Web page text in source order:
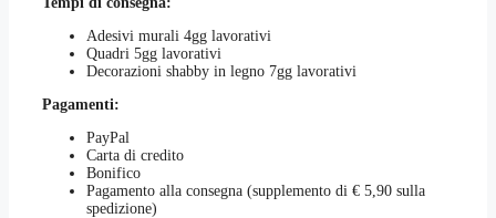
Adesivi murali 4gg lavorativi
Quadri 5gg lavorativi
Decorazioni shabby in legno 7gg lavorativi
Pagamenti:
PayPal
Carta di credito
Bonifico
Pagamento alla consegna (supplemento di € 5,90 sulla
spedizione)